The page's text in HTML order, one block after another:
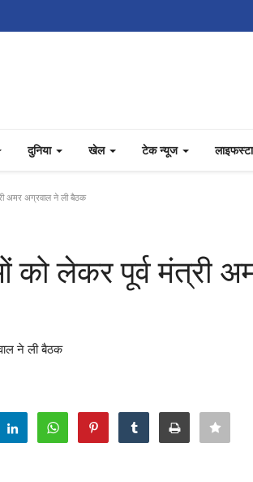
दुनिया खेल टेक न्यूज
अमर अग्रवाल ने ली बैठक
को लेकर पूर्व मंत्री
ने ली बैठक